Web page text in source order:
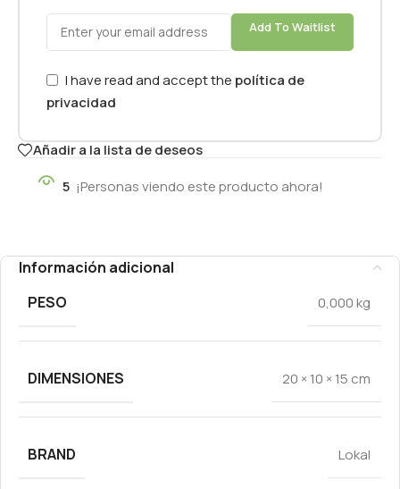
Add To Waitlist
I have read and accept the política de
privacidad
Añadir a la lista de deseos
5 ¡Personas viendo este producto ahora!
Información adicional
PESO
0,000 kg
DIMENSIONES 20 × 10 × 15 cm
BRAND Lokal